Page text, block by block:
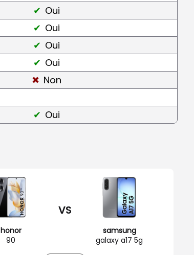
Oui
Oui
Oui
Oui
Non
Oui
honor
90
VS
samsung
galaxy a17 5g